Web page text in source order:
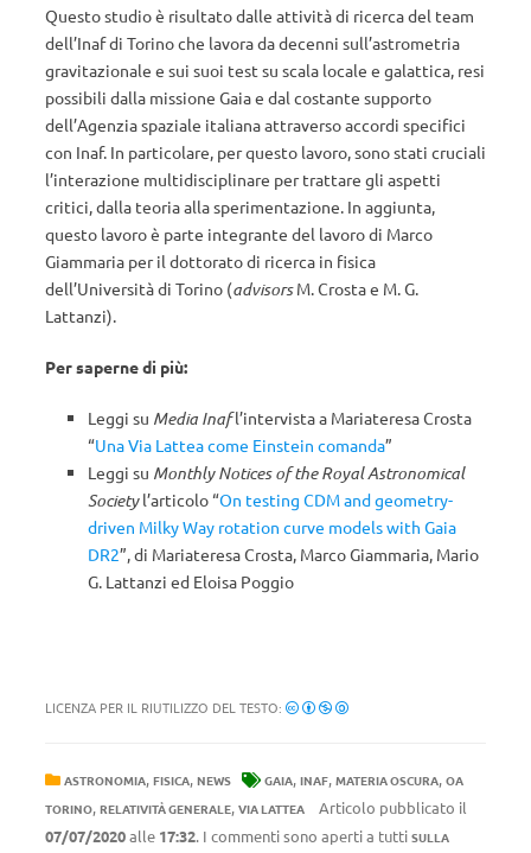
Questo studio è risultato dalle attività di ricerca del team
dell’Inaf di Torino che lavora da decenni sull’astrometria
gravitazionale e sui suoi test su scala locale e galattica, resi
possibili dalla missione Gaia e dal costante supporto
dell’Agenzia spaziale italiana attraverso accordi specifici
con Inaf. In particolare, per questo lavoro, sono stati cruciali
l’interazione multidisciplinare per trattare gli aspetti
critici, dalla teoria alla sperimentazione. In aggiunta,
questo lavoro è parte integrante del lavoro di Marco
Giammaria per il dottorato di ricerca in fisica
dell’Università di Torino (advisorsM. Crosta e M. G.
Lattanzi).
Per saperne di più:
Leggi su Media Inafl’intervista a Mariateresa Crosta
“Una Via Lattea come Einstein comanda”
Leggi su Monthly Notices of the Royal Astronomical
Societyl’articolo “On testing CDM and geometry-
driven Milky Way rotation curve models with Gaia
DR2”, di Mariateresa Crosta, Marco Giammaria, Mario
G. Lattanzi ed Eloisa Poggio
LICENZA PER IL RIUTILIZZO DEL TESTO:
ASTRONOMIA, FISICA, NEWS GAIA, INAF, MATERIA OSCURA, OA
TORINO, RELATIVITÀ GENERALE, VIA LATTEA
Articolo pubblicato il
07/07/2020alle 17:32. I commenti sono aperti a tutti SULLA